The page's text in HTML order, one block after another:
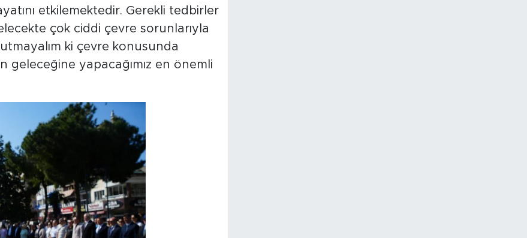
etkilemektedir. Gerekli tedbirler
çok ciddi çevre sorunlarıyla
ki çevre konusunda
geleceğine yapacağımız en önemli